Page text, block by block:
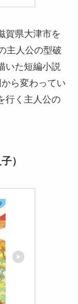
賀県大津市を
主人公の型破
いた短編小説
ら変わってい
行く主人公の
）